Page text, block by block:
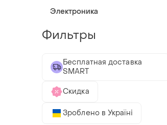
Электроника
Фильтры
Бесплатная доставка
SMART
Скидка
Зроблено в Україні